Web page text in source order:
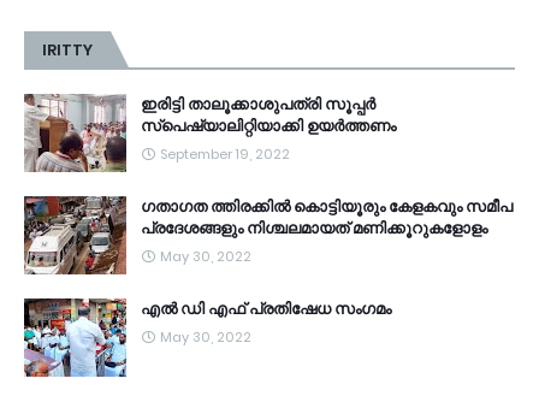
IRITTY
ഇരിട്ടി താലൂക്കാശുപത്രി സൂപ്പർ
സ്‌പെഷ്യാലിറ്റിയാക്കി ഉയർത്തണം
September 19, 2022
ഗതാഗത ത്തിരക്കിൽ കൊട്ടിയൂരും കേളകവും സമീപ
പ്രദേശങ്ങളും നിശ്ചലമായത് മണിക്കൂറുകളോളം
May 30, 2022
എൽ ഡി എഫ് പ്രതിഷേധ സംഗമം
May 30, 2022